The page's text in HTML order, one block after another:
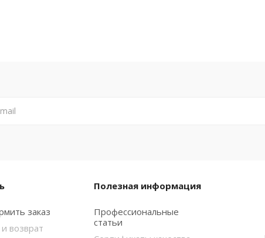
заказ
возврат
Полезная информация
Профессиональные
статьи